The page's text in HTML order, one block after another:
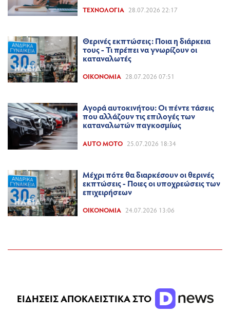
ΤΕΧΝΟΛΟΓΊΑ 28.07.2026 22:17
Θερινές εκπτώσεις: Ποια η διάρκεια
τoυς - Τι πρέπει να γνωρίζουν οι
καταναλωτές
ΟΙΚΟΝΟΜΊΑ 28.07.2026 07:51
Αγορά αυτοκινήτου: Οι πέντε τάσεις
που αλλάζουν τις επιλογές των
καταναλωτών παγκοσμίως
AUTO MOTO 25.07.2026 18:34
Μέχρι πότε θα διαρκέσουν οι θερινές
εκπτώσεις - Ποιες οι υποχρεώσεις των
επιχειρήσεων
ΟΙΚΟΝΟΜΊΑ 24.07.2026 13:06
ΕΙΔΗΣΕΙΣ ΑΠΟΚΛΕΙΣΤΙΚΑ ΣΤΟ